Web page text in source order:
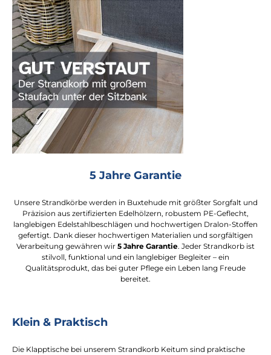
5 Jahre Garantie
Unsere Strandkörbe werden in Buxtehude mit größter Sorgfalt und
Präzision aus zertifizierten Edelhölzern, robustem PE-Geflecht,
langlebigen Edelstahlbeschlägen und hochwertigen Dralon-Stoffen
gefertigt. Dank dieser hochwertigen Materialien und sorgfältigen
Verarbeitung gewähren wir 5 Jahre Garantie. Jeder Strandkorb ist
stilvoll, funktional und ein langlebiger Begleiter – ein
Qualitätsprodukt, das bei guter Pflege ein Leben lang Freude
bereitet.
Klein & Praktisch
Die Klapptische bei unserem Strandkorb Keitum sind praktische